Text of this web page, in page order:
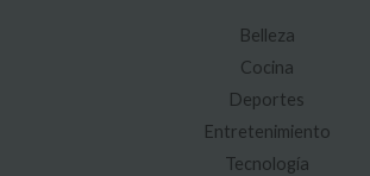
Belleza
Cocina
Deportes
Entretenimiento
Tecnología